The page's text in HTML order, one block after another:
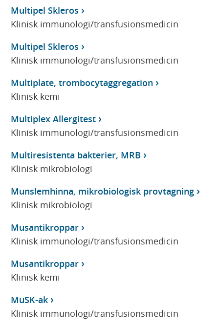
Multipel Skleros
Klinisk immunologi/transfusionsmedicin
Multipel Skleros
Klinisk immunologi/transfusionsmedicin
Multiplate, trombocytaggregation
Klinisk kemi
Multiplex Allergitest
Klinisk immunologi/transfusionsmedicin
Multiresistenta bakterier, MRB
Klinisk mikrobiologi
Munslemhinna, mikrobiologisk provtagning
Klinisk mikrobiologi
Musantikroppar
Klinisk immunologi/transfusionsmedicin
Musantikroppar
Klinisk kemi
MuSK-ak
Klinisk immunologi/transfusionsmedicin